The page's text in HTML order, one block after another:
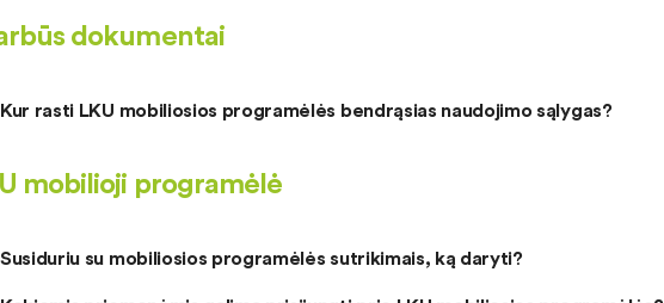
dokumentai
Kur rasti LKU mobiliosios programėlės bendrąsias naudojimo sąlygas?
mobilioji programėlė
Susiduriu su mobiliosios programėlės sutrikimais, ką daryti?